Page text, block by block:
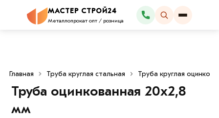
МАСТЕР СТРОЙ24
Металлопрокат опт / розница
Каталог
Главная Труба круглая стальная Труба круглая
Труба оцинкованная 20х2,8
мм